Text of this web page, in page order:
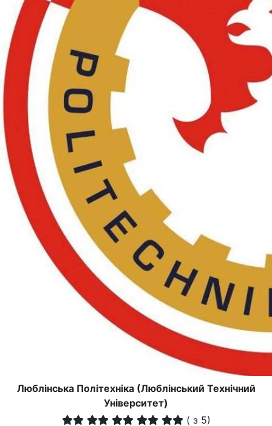
Люблiнська Політехніка (Люблінський Технічний
Університет)
( з 5)